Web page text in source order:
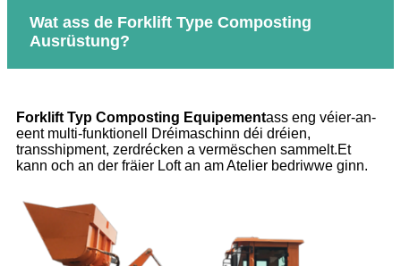
Wat ass de Forklift Type Composting
Ausrüstung?
Forklift Typ Composting Equipementass eng véier-an-
eent multi-funktionell Dréimaschinn déi dréien,
transshipment, zerdrécken a vermëschen sammelt.Et
kann och an der fräier Loft an am Atelier bedriwwe ginn.